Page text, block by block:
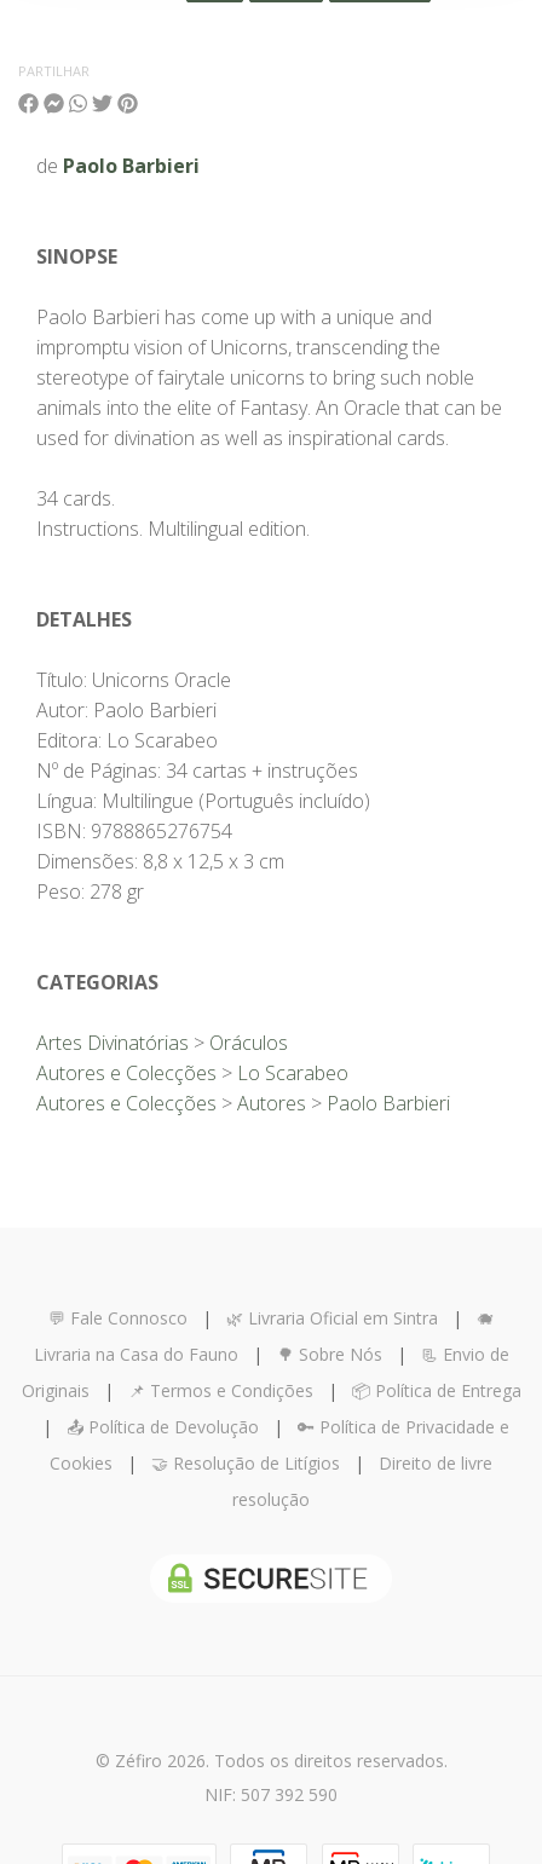
PARTILHAR
de Paolo Barbieri
SINOPSE
Paolo Barbieri has come up with a unique and
impromptu vision of Unicorns, transcending the
stereotype of fairytale unicorns to bring such noble
animals into the elite of Fantasy. An Oracle that can be
used for divination as well as inspirational cards.
34 cards.
Instructions. Multilingual edition.
DETALHES
Título: Unicorns Oracle
Autor: Paolo Barbieri
Editora: Lo Scarabeo
Nº de Páginas: 34 cartas + instruções
Língua: Multilingue (Português incluído)
ISBN: 9788865276754
Dimensões: 8,8 x 12,5 x 3 cm
Peso: 278 gr
CATEGORIAS
Artes Divinatórias > Oráculos
Autores e Colecções > Lo Scarabeo
Autores e Colecções >Autores > Paolo Barbieri
💬 Fale Connosco | 🌿 Livraria Oficial em Sintra | 🐗
Livraria na Casa do Fauno | 🌳 Sobre Nós | 📃 Envio de
Originais | 📌 Termos e Condições | 📦 Política de Entrega
| 📤 Política de Devolução | 🔑 Política de Privacidade e
Cookies | 🤝 Resolução de Litígios |
Direito de livre
resolução
© Zéfiro 2026. Todos os direitos reservados.
NIF: 507 392 590